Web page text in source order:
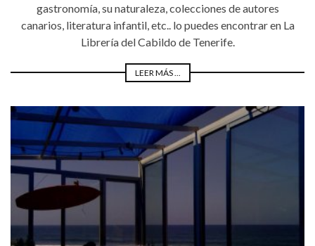
gastronomía, su naturaleza, colecciones de autores
canarios, literatura infantil, etc.. lo puedes encontrar en La
Librería del Cabildo de Tenerife.
LEER MÁS ...